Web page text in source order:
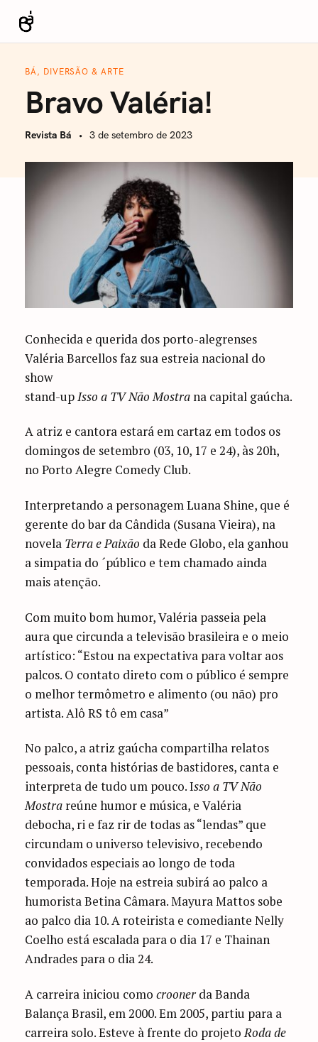
i
Revista Bá
BÁ, DIVERSÃO & ARTE
Bravo Valéria!
Revista Bá 3 de setembro de 2023
Conhecida e querida dos porto-alegrenses
Valéria Barcellos faz sua estreia nacional do
show
stand-up Isso a TV Não Mostra na capital gaúcha.
A atriz e cantora estará em cartaz em todos os
domingos de setembro (03, 10, 17 e 24), às 20h,
no Porto Alegre Comedy Club.
Interpretando a personagem Luana Shine, que é
gerente do bar da Cândida (Susana Vieira), na
novela Terra e Paixão da Rede Globo, ela ganhou
a simpatia do ´público e tem chamado ainda
mais atenção.
Com muito bom humor, Valéria passeia pela
aura que circunda a televisão brasileira e o meio
artístico: “Estou na expectativa para voltar aos
palcos. O contato direto com o público é sempre
o melhor termômetro e alimento (ou não) pro
artista. Alô RS tô em casa”
No palco, a atriz gaúcha compartilha relatos
pessoais, conta histórias de bastidores, canta e
interpreta de tudo um pouco. Isso a TV Não
Mostra reúne humor e música, e Valéria
debocha, ri e faz rir de todas as “lendas” que
circundam o universo televisivo, recebendo
convidados especiais ao longo de toda
temporada. Hoje na estreia subirá ao palco a
humorista Betina Câmara. Mayura Mattos sobe
ao palco dia 10. A roteirista e comediante Nelly
Coelho está escalada para o dia 17 e Thainan
Andrades para o dia 24.
A carreira iniciou comocroonerda Banda
Balança Brasil, em 2000. Em 2005, partiu para a
carreira solo. Esteve à frente do projetoRoda de